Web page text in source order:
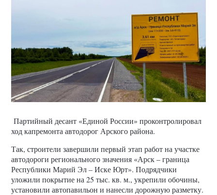
Партийный десант «Единой России» проконтролировал
ход капремонта автодорог Арского района.
Так, строители завершили первый этап работ на участке
автодороги регионального значения «Арск – граница
Республики Марий Эл – Иске Юрт». Подрядчики
уложили покрытие на 25 тыс. кв. м., укрепили обочины,
установили автопавильон и нанесли дорожную разметку.